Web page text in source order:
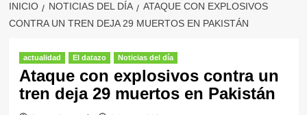
INICIO NOTICIAS DEL DÍA
ATAQUE CON EXPLOSIVOS
CONTRA UN TREN DEJA 29 MUERTOS EN PAKISTÁN
actualidad El datazo Noticias del día
Ataque con explosivos contra un
tren deja 29 muertos en Pakistán